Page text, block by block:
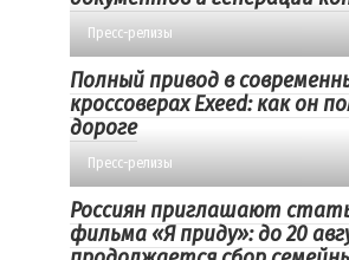
Пресс-релизы
Полный привод в
кроссоверах Exeed: как он
дороге
Пресс-релизы
Россиян приглашают
фильма «Я приду»: до 20